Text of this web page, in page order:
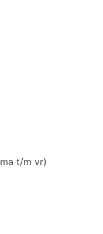
ma t/m vr)